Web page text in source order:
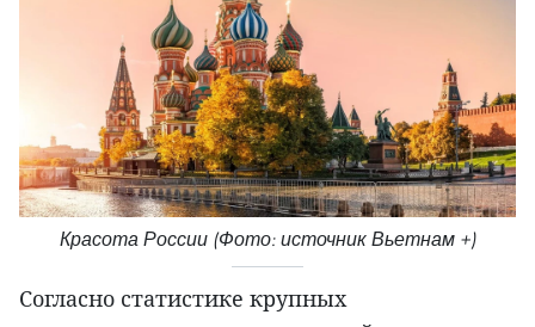
Красота России (Фото: источник Вьетнам +)
Согласно статистике крупных